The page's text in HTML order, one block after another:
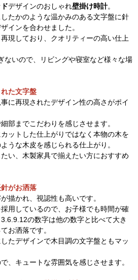
デザインのおしゃれ壁掛け時計。
たかのような温かみのある文字盤に針
インを合わせました。
現しており、クオリティーの高い仕上
ないので、リビングや寝室など様々な場
た文字盤
に再現されたデザイン性の高さがポイ
部までこだわりを感じさせます。
ットした仕上がりではなく本物の木を
うな木皮を感じられる仕上がり。
い、木製家具で揃えたい方におすすめ
がお洒落
描かれ、視認性も高いです。
用しているので、お子様でも時間が確
の数字は他の数字と比べて大き
お洒落です。
たデザインで木目調の文字盤ともマッ
、キュートな雰囲気を感じさせます。